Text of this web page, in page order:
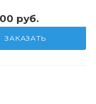
руб.
ЗАКАЗАТЬ